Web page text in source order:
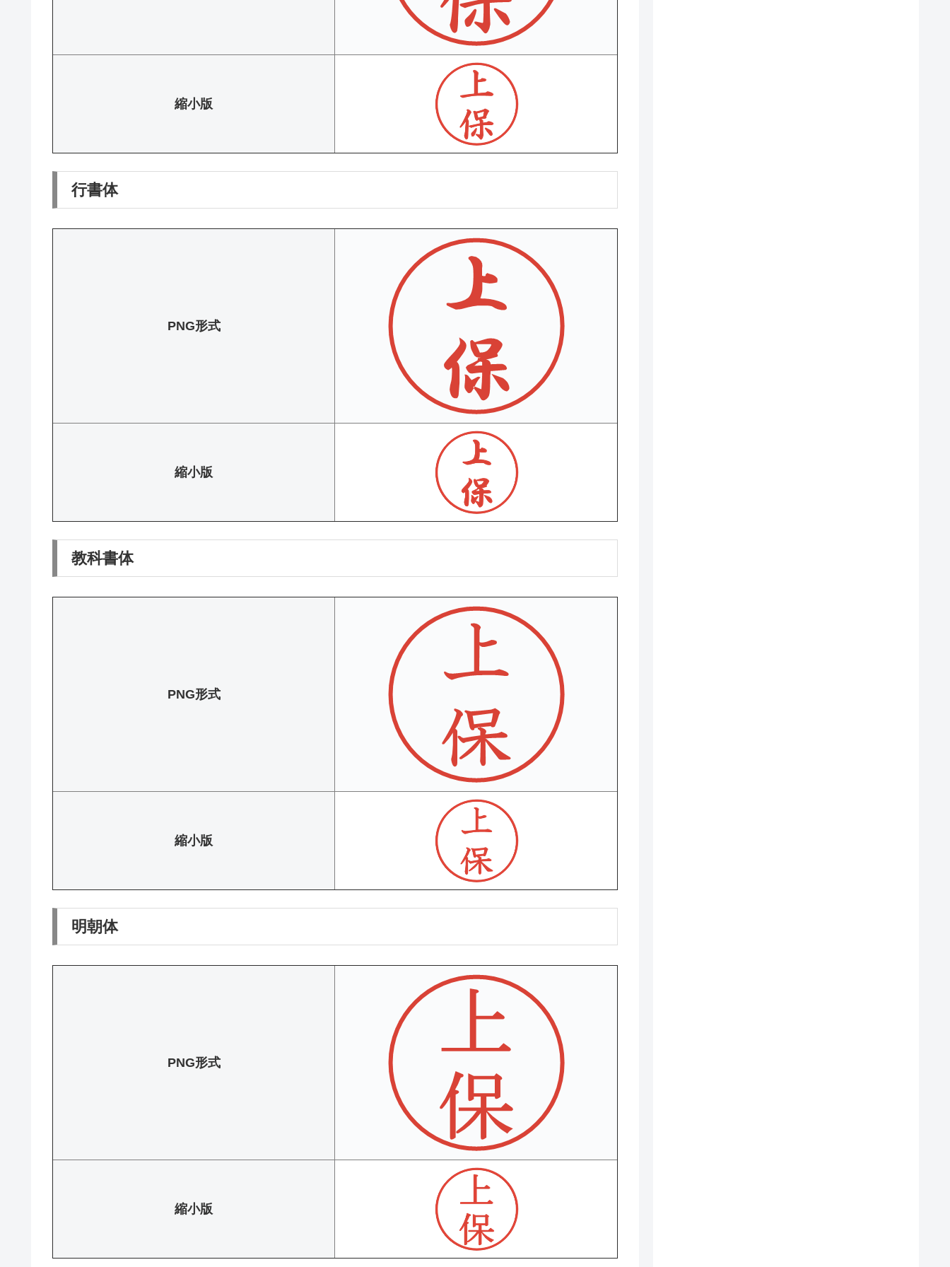
縮小版
行書体
PNG形式
縮小版
教科書体
PNG形式
縮小版
明朝体
PNG形式
縮小版